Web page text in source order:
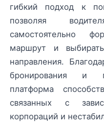
гибкий подход к
позволяя
самостоятельно
маршрут и
направления.
бронирования и
платформа
связанных с
корпораций и